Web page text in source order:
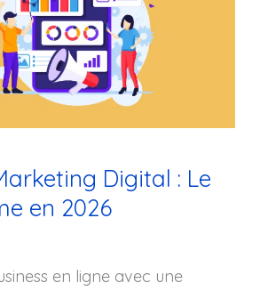
Digital : Le
en 2026
en ligne avec une